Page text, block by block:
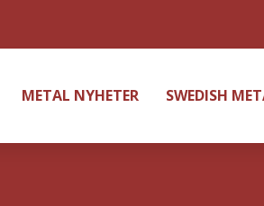
METAL NYHETER SWEDISH